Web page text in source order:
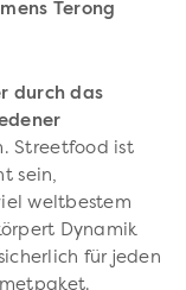
Terong
durch das
Streetfood ist
sein,
weltbestem
Dynamik
für jeden